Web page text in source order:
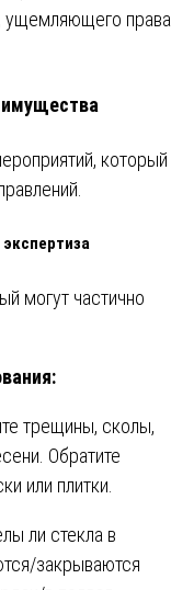
ущемляющего права
который
могут частично
трещины, сколы,
Обратите
или плитки.
ли стекла в
закрываются